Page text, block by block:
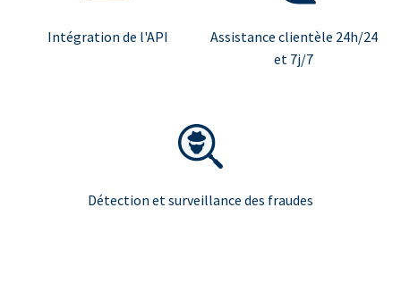
Intégration de l'API
Assistance clientèle 24h/24
et 7j/7
Détection et surveillance des fraudes